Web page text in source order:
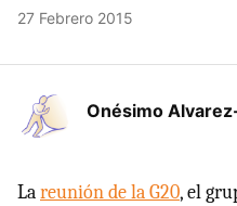
27 Febrero 2015
Onésimo
Lareunión de la G20, el